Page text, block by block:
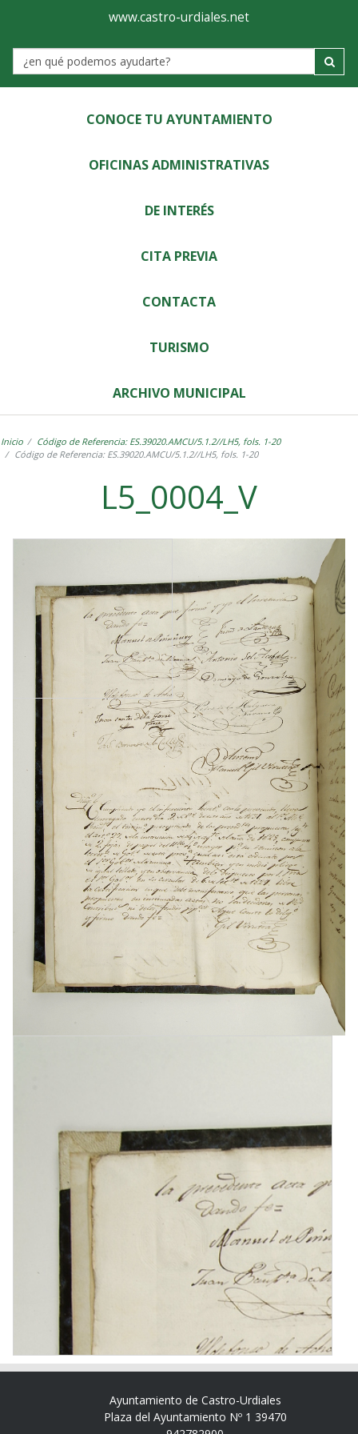
Ayuntamiento
de
Castro-
Urdiales
www.castro-urdiales.net
Label
CONOCE TU AYUNTAMIENTO
OFICINAS ADMINISTRATIVAS
DE INTERÉS
CITA PREVIA
CONTACTA
TURISMO
ARCHIVO MUNICIPAL
Inicio
Código de Referencia: ES.39020.AMCU/5.1.2//LH5, fols. 1-20
Código de Referencia: ES.39020.AMCU/5.1.2//LH5, fols. 1-20
L5_0004_V
Ayuntamiento de Castro-Urdiales
Plaza del Ayuntamiento Nº 1 39470